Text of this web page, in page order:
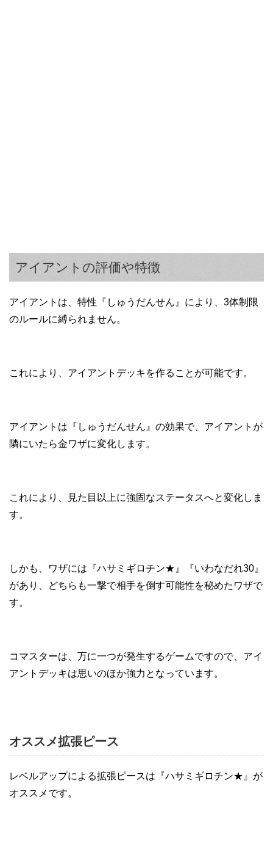
アイアントの評価や特徴
アイアントは、特性『しゅうだんせん』により、3体制限
のルールに縛られません。
これにより、アイアントデッキを作ることが可能です。
アイアントは『しゅうだんせん』の効果で、アイアントが
隣にいたら金ワザに変化します。
これにより、見た目以上に強固なステータスへと変化しま
す。
しかも、ワザには『ハサミギロチン★』『いわなだれ30』
があり、どちらも一撃で相手を倒す可能性を秘めたワザで
す。
コマスターは、万に一つが発生するゲームですので、アイ
アントデッキは思いのほか強力となっています。
オススメ拡張ピース
レベルアップによる拡張ピースは『ハサミギロチン★』が
オススメです。